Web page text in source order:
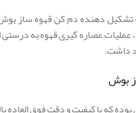
دهنده دم کن قهوه ساز
عملیات عصاره گیری قهوه به
داشت.
بوش
که با کیفیت و دقت فوق العاده